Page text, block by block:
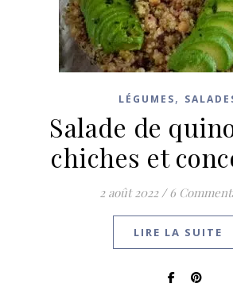
LÉGUMES,
Salade de
chiches et
2 août 2022 / 6
LIRE LA SUITE